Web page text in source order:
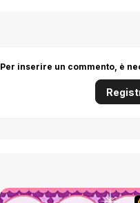
Per inserire un commento, è